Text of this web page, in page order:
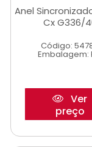
Anel
Cx G336/
Código:
Embalagem:
Ver
preço